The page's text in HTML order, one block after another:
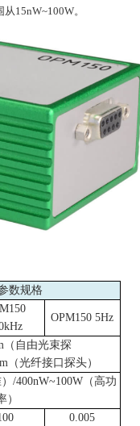
从15nW~100W。
数规格
OPM150 5Hz
（自由光束探
（光纤接口探头）
）/400nW~100W （高功
）
0.005